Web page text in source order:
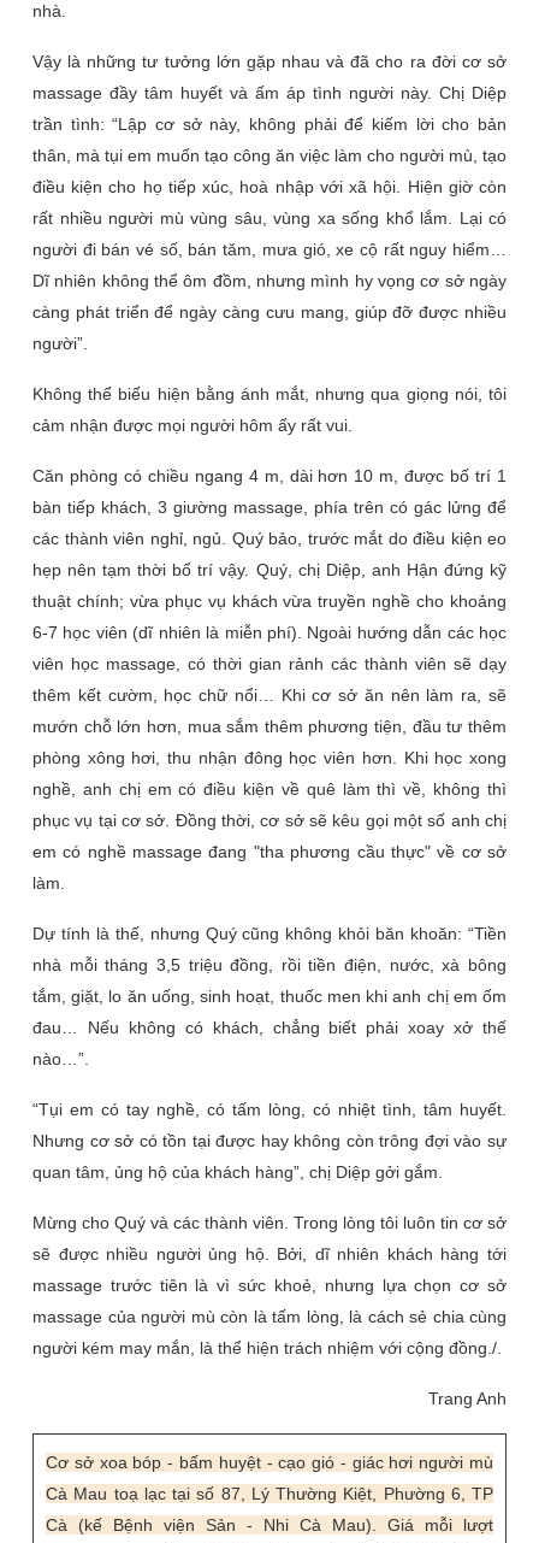
nhà.
Vậy là những tư tưởng lớn gặp nhau và đã cho ra đời cơ sở
massage đầy tâm huyết và ấm áp tình người này. Chị Diệp
trần tình: “Lập cơ sở này, không phải để kiếm lời cho bản
thân, mà tụi em muốn tạo công ăn việc làm cho người mù, tạo
điều kiện cho họ tiếp xúc, hoà nhập với xã hội. Hiện giờ còn
rất nhiều người mù vùng sâu, vùng xa sống khổ lắm. Lại có
người đi bán vé số, bán tăm, mưa gió, xe cộ rất nguy hiểm…
Dĩ nhiên không thể ôm đồm, nhưng mình hy vọng cơ sở ngày
càng phát triển để ngày càng cưu mang, giúp đỡ được nhiều
người”.
Không thể biểu hiện bằng ánh mắt, nhưng qua giọng nói, tôi
cảm nhận được mọi người hôm ấy rất vui.
Căn phòng có chiều ngang 4 m, dài hơn 10 m, được bố trí 1
bàn tiếp khách, 3 giường massage, phía trên có gác lửng để
các thành viên nghỉ, ngủ. Quý bảo, trước mắt do điều kiện eo
hẹp nên tạm thời bố trí vậy. Quý, chị Diệp, anh Hận đứng kỹ
thuật chính; vừa phục vụ khách vừa truyền nghề cho khoảng
6-7 học viên (dĩ nhiên là miễn phí). Ngoài hướng dẫn các học
viên học massage, có thời gian rảnh các thành viên sẽ dạy
thêm kết cườm, học chữ nổi… Khi cơ sở ăn nên làm ra, sẽ
mướn chỗ lớn hơn, mua sắm thêm phương tiện, đầu tư thêm
phòng xông hơi, thu nhận đông học viên hơn. Khi học xong
nghề, anh chị em có điều kiện về quê làm thì về, không thì
phục vụ tại cơ sở. Đồng thời, cơ sở sẽ kêu gọi một số anh chị
em có nghề massage đang "tha phương cầu thực" về cơ sở
làm.
Dự tính là thế, nhưng Quý cũng không khỏi băn khoăn: “Tiền
nhà mỗi tháng 3,5 triệu đồng, rồi tiền điện, nước, xà bông
tắm, giặt, lo ăn uống, sinh hoạt, thuốc men khi anh chị em ốm
đau… Nếu không có khách, chẳng biết phải xoay xở thế
nào…”.
“Tụi em có tay nghề, có tấm lòng, có nhiệt tình, tâm huyết.
Nhưng cơ sở có tồn tại được hay không còn trông đợi vào sự
quan tâm, ủng hộ của khách hàng”, chị Diệp gởi gắm.
Mừng cho Quý và các thành viên. Trong lòng tôi luôn tin cơ sở
sẽ được nhiều người ủng hộ. Bởi, dĩ nhiên khách hàng tới
massage trước tiên là vì sức khoẻ, nhưng lựa chọn cơ sở
massage của người mù còn là tấm lòng, là cách sẻ chia cùng
người kém may mắn, là thể hiện trách nhiệm với cộng đồng./.
Trang Anh
Cơ sở xoa bóp - bấm huyệt - cạo gió - giác hơi người mù
Cà Mau toạ lạc tại số 87, Lý Thường Kiệt, Phường 6, TP
Cà (kế Bệnh viện Sản - Nhi Cà Mau). Giá mỗi lượt